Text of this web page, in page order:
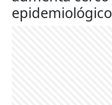
epidemiológico